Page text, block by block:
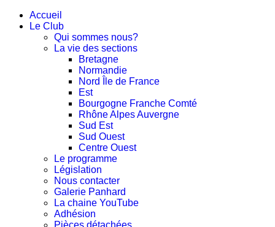
Accueil
Le Club
Qui sommes nous?
La vie des sections
Bretagne
Normandie
Nord Île de France
Est
Bourgogne Franche Comté
Rhône Alpes Auvergne
Sud Est
Sud Ouest
Centre Ouest
Le programme
Législation
Nous contacter
Galerie Panhard
La chaine YouTube
Adhésion
Pièces détachées